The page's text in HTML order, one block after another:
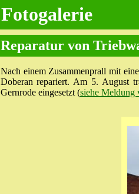
Fotogalerie
Reparatur von
Nach einem Zusammenprall mit
Doberan repariert. Am 5. August
Gernrode eingesetzt (siehe Meldung